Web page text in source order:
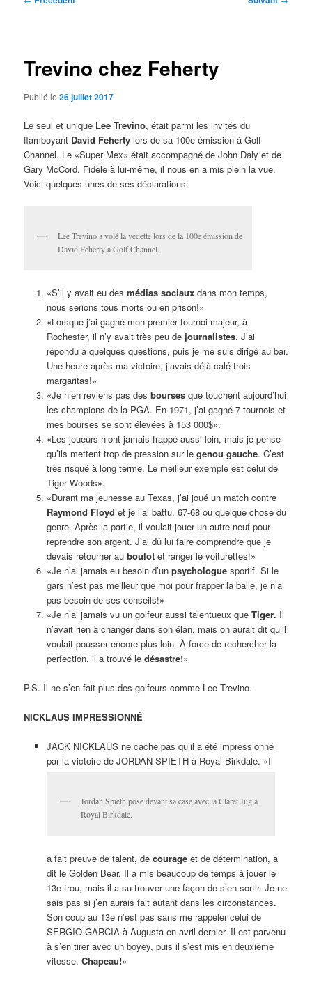
Trevino chez Feherty
Publié le26 juillet 2017
Le seul et unique Lee Trevino, était parmi les invités du
flamboyant David Feherty lors de sa 100e émission à Golf
Channel. Le «Super Mex» était accompagné de John Daly et de
Gary McCord. Fidèle à lui-même, il nous en a mis plein la vue.
Voici quelques-unes de ses déclarations:
Lee Trevino a volé la vedette lors de la 100e émission de
David Feherty à Golf Channel.
«S’il y avait eu des médias sociauxdans mon temps,
nous serions tous morts ou en prison!»
«Lorsque j’ai gagné mon premier tournoi majeur, à
Rochester, il n’y avait très peu dejournalistes. J’ai
répondu à quelques questions, puis je me suis dirigé au bar.
Une heure après ma victoire, j’avais déjà calé trois
margaritas!»
«Je n’en reviens pas des boursesque touchent aujourd’hui
les champions de la PGA. En 1971, j’ai gagné 7 tournois et
mes bourses se sont élevées à 153 000$».
«Les joueurs n’ont jamais frappé aussi loin, mais je pense
qu’ils mettent trop de pression sur le genou gauche. C’est
très risqué à long terme. Le meilleur exemple est celui de
Tiger Woods».
«Durant ma jeunesse au Texas, j’ai joué un match contre
Raymond Floyd et je l’ai battu. 67-68 ou quelque chose du
genre. Après la partie, il voulait jouer un autre neuf pour
reprendre son argent. J’ai dû lui faire comprendre que je
devais retourner au boulotet ranger le voiturettes!»
«Je n’ai jamais eu besoin d’un psychologuesportif. Si le
gars n’est pas meilleur que moi pour frapper la balle, je n’ai
pas besoin de ses conseils!»
«Je n’ai jamais vu un golfeur aussi talentueux que Tiger. Il
n’avait rien à changer dans son élan, mais on aurait dit qu’il
voulait pousser encore plus loin. À force de rechercher la
perfection, il a trouvé le désastre!»
P.S. Il ne s’en fait plus des golfeurs comme Lee Trevino.
NICKLAUS IMPRESSIONNÉ
JACK NICKLAUS ne cache pas qu’il a été impressionné
par la victoire de JORDAN SPIETH à Royal Birkdale. «Il
Jordan Spieth pose devant sa case avec la Claret Jug à
Royal Birkdale.
a fait preuve de talent, de courageet de détermination, a
dit le Golden Bear. Il a mis beaucoup de temps à jouer le
13e trou, mais il a su trouver une façon de s’en sortir. Je ne
sais pas si j’en aurais fait autant dans les circonstances.
Son coup au 13e n’est pas sans me rappeler celui de
SERGIO GARCIA à Augusta en avril dernier. Il est parvenu
à s’en tirer avec un boyey, puis il s’est mis en deuxième
vitesse. Chapeau!»